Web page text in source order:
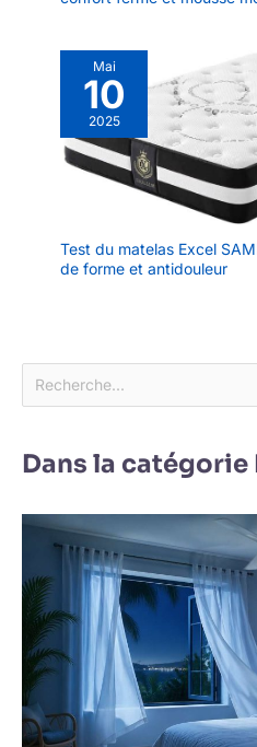
Mai
10
2025
Test du matelas Excel
de forme et antidouleur
Dans la